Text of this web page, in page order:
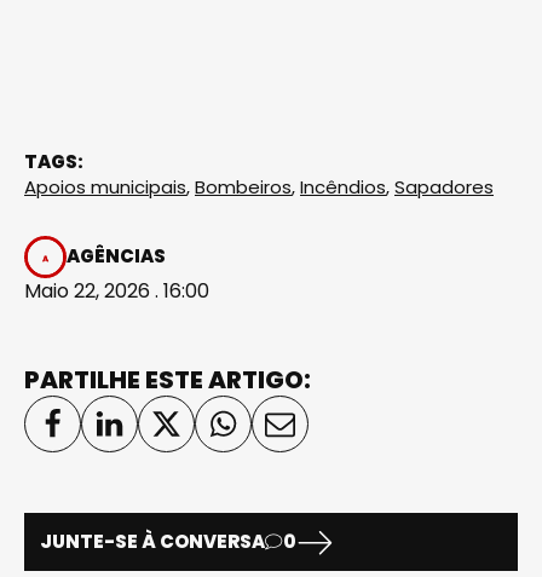
TAGS:
Apoios municipais,Bombeiros,Incêndios,Sapadores
AGÊNCIAS
Maio 22, 2026 . 16:00
PARTILHE ESTE ARTIGO:
JUNTE-SE À CONVERSA 0